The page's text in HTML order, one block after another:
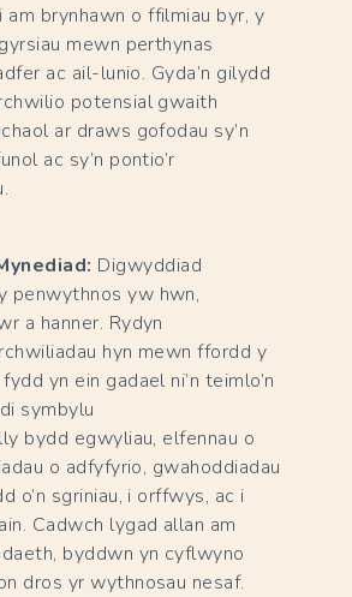
am brynhawn o ffilmiau byr, y
mewn perthynas
ac ail-lunio. Gyda’n gilydd
potensial gwaith
ar draws gofodau sy’n
ac sy’n pontio’r
Digwyddiad
penwythnos yw hwn,
a hanner. Rydyn
hyn mewn ffordd y
yn ein gadael ni’n teimlo’n
symbylu
bydd egwyliau, elfennau o
o adfyfyrio, gwahoddiadau
o’n sgriniau, i orffwys, ac i
Cadwch lygad allan am
byddwn yn cyflwyno
dros yr wythnosau nesaf.